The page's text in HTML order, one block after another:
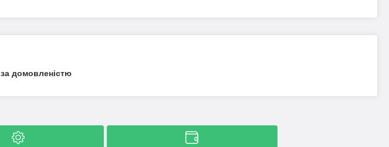
за домовленістю